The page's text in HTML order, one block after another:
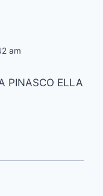
am
PINASCO ELLA